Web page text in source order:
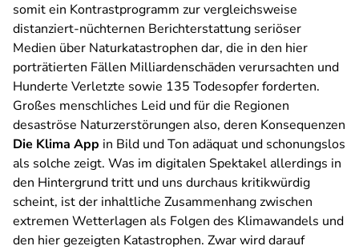
somit ein Kontrastprogramm zur vergleichsweise
distanziert-nüchternen Berichterstattung seriöser
Medien über Naturkatastrophen dar, die in den hier
porträtierten Fällen Milliardenschäden verursachten und
Hunderte Verletzte sowie 135 Todesopfer forderten.
Großes menschliches Leid und für die Regionen
desaströse Naturzerstörungen also, deren Konsequenzen
Die Klima App in Bild und Ton adäquat und schonungslos
als solche zeigt. Was im digitalen Spektakel allerdings in
den Hintergrund tritt und uns durchaus kritikwürdig
scheint, ist der inhaltliche Zusammenhang zwischen
extremen Wetterlagen als Folgen des Klimawandels und
den hier gezeigten Katastrophen. Zwar wird darauf